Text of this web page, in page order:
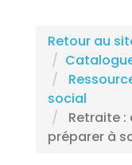
Retour au
social
Retraite
préparer à